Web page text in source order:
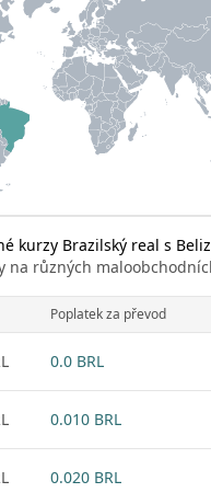
kurzy Brazilský real s
na různých
Poplatek za převod
0.0 BRL
0.010 BRL
0.020 BRL